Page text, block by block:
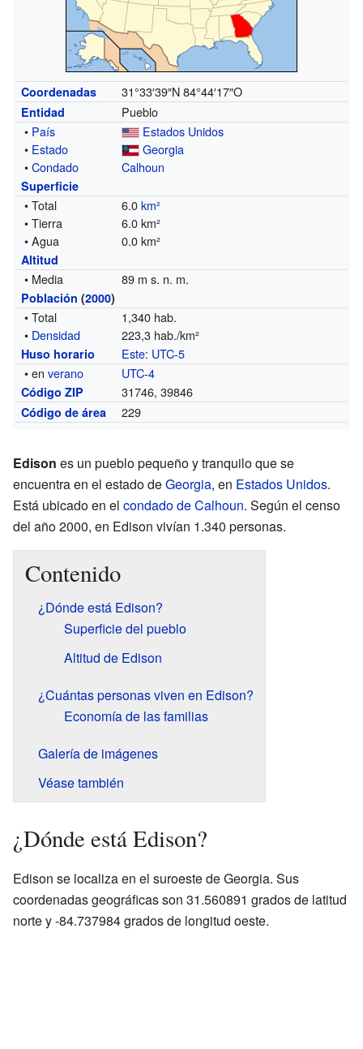
Coordenadas 31°33′39″N 84°44′17″O
Entidad
Pueblo
• País
Estados Unidos
• Estado
Georgia
•Condado Calhoun
Superficie
• Total 6.0km²
• Tierra
6.0 km²
• Agua
0.0 km²
Altitud
• Media 89 m s. n. m.
Población (2000)
• Total
1,340 hab.
• Densidad 223,3 hab./km²
Huso horario Este: UTC-5
• enverano UTC-4
Código ZIP 31746, 39846
Código de área 229
Edison es un pueblo pequeño y tranquilo que se
encuentra en el estado deGeorgia, en Estados Unidos.
Está ubicado en el condado de Calhoun. Según el censo
del año 2000, en Edison vivían 1.340 personas.
Contenido
¿Dónde está Edison?
Superficie del pueblo
Altitud de Edison
¿Cuántas personas viven en Edison?
Economía de las familias
Galería de imágenes
Véase también
¿Dónde está Edison?
Edison se localiza en el suroeste de Georgia. Sus
coordenadas geográficas son 31.560891 grados de latitud
norte y -84.737984 grados de longitud oeste.